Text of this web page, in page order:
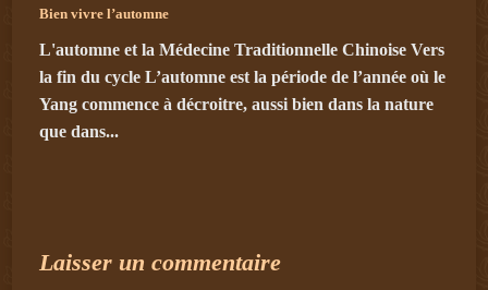
Bien vivre l’automne
L'automne et la Médecine Traditionnelle Chinoise Vers
la fin du cycle L’automne est la période de l’année où le
Yang commence à décroitre, aussi bien dans la nature
que dans...
Laisser un commentaire